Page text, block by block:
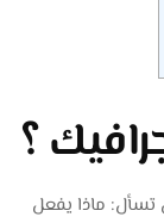
؟
ماذا يفعل